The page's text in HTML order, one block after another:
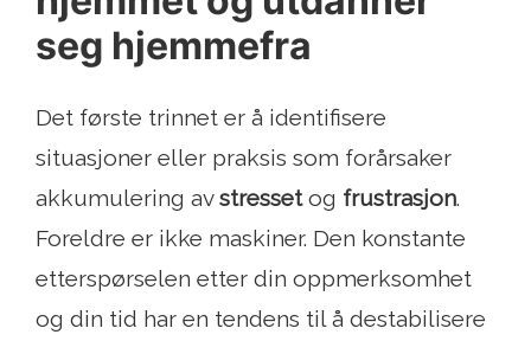
seg hjemmefra
Det første trinnet er å identifisere
situasjoner eller praksis som forårsaker
akkumulering avstressetog frustrasjon.
Foreldre er ikke maskiner. Den konstante
etterspørselen etter din oppmerksomhet
og din tid har en tendens til å destabilisere